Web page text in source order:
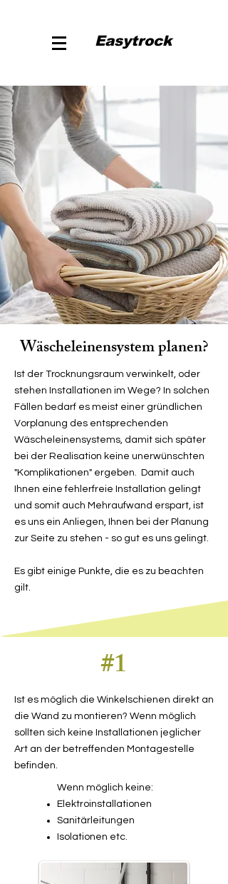
Easytrock
Wäscheleinensystem planen?
Ist der Trocknungsraum verwinkelt, oder
stehen Installationen im Wege? In solchen
Fällen bedarf es meist einer gründlichen
Vorplanung des entsprechenden
Wäscheleinensystems, damit sich später
bei der Realisation keine unerwünschten
"Komplikationen" ergeben. Damit auch
Ihnen eine fehlerfreie Installation gelingt
und somit auch Mehraufwand erspart, ist
es uns ein Anliegen, Ihnen bei der Planung
zur Seite zu stehen - so gut es uns gelingt.
Es gibt einige Punkte, die es zu beachten
gilt.
#1
Ist es möglich die Winkelschienen direkt an
die Wand zu montieren? Wenn möglich
sollten sich keine Installationen jeglicher
Art an der betreffenden Montagestelle
befinden.
Wenn möglich keine:
Elektroinstallationen
Sanitärleitungen
Isolationen etc.